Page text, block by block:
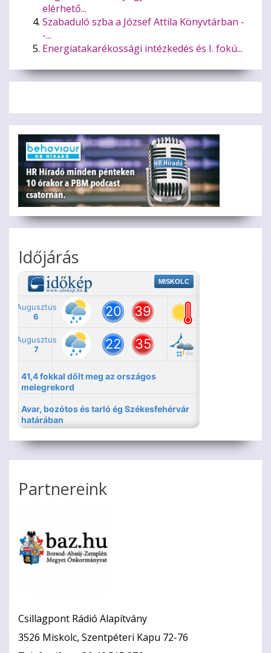
elérhető...
Szabaduló szba a József Attila Könyvtárban -
-...
Energiatakarékossági intézkedés és I. fokú...
Időjárás
Partnereink
Csillagpont Rádió Alapítvány
3526 Miskolc, Szentpéteri Kapu 72-76